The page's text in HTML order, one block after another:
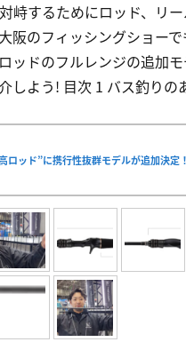
峙するためにロッド、リ
阪のフィッシングショー
ッドのフルレンジの追加
しよう! 目次 1 バス釣り
ッド”に携行性抜群モデルが追加決定